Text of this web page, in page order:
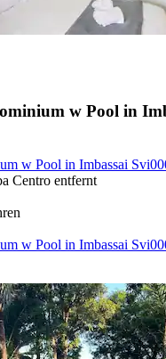
w Pool in
w Pool in Imbassai
Centro entfernt
w Pool in Imbassai